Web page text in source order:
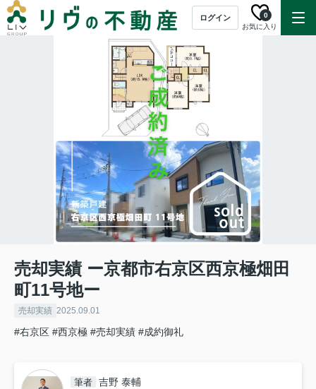
ログイン
お気に入り
0
売却実績 ー京都市右京区西京極畑田
町11号地ー
売却実績 2025.09.01
#右京区 #西京極 #売却実績 #成約御礼
筆者 吉野 泰輔